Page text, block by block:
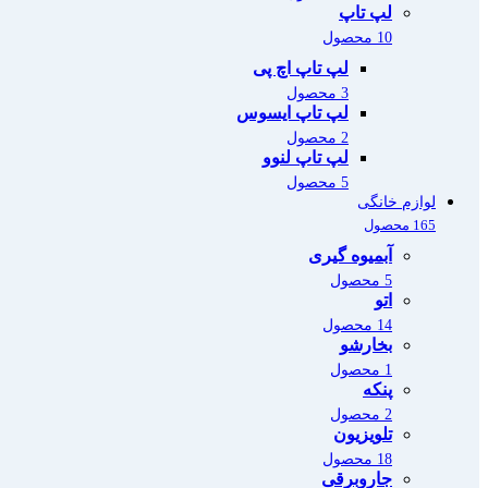
لپ تاپ
10 محصول
لپ تاپ اچ پی
3 محصول
لپ تاپ ایسوس
2 محصول
لپ تاپ لنوو
5 محصول
لوازم خانگی
165 محصول
آبمیوه گیری
5 محصول
اتو
14 محصول
بخارشو
1 محصول
پنکه
2 محصول
تلویزیون
18 محصول
جاروبرقی